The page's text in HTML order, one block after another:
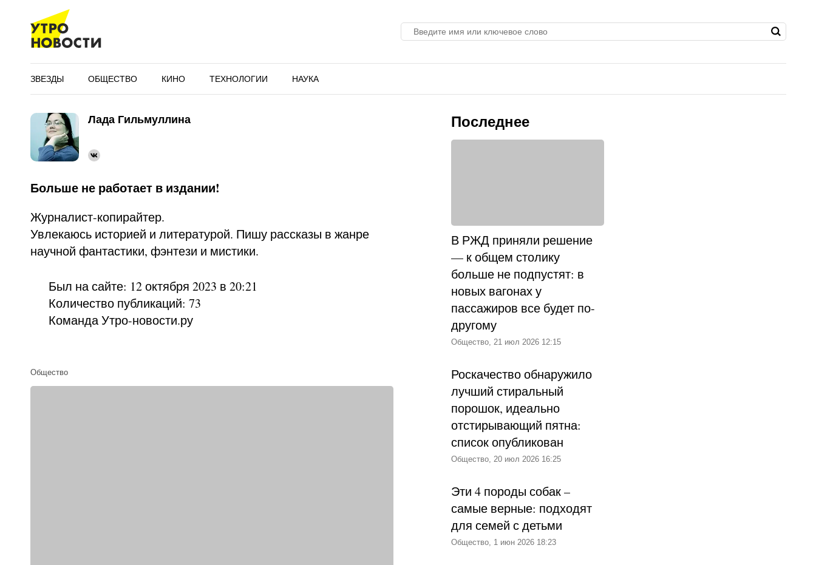
ЗВЕЗДЫ ОБЩЕСТВО КИНО ТЕХНОЛОГИИ НАУКА
Лада Гильмуллина
Больше не работает в издании!
Журналист-копирайтер.
Увлекаюсь историей и литературой. Пишу рассказы в жанре
научной фантастики, фэнтези и мистики.
Был на сайте: 12 октября 2023 в 20:21
Количество публикаций: 73
Команда Утро-новости.ру
Общество
Последнее
В РЖД приняли решение
— к общем столику
больше не подпустят: в
новых вагонах у
пассажиров все будет по-
другому
Общество, 21 июл 2026 12:15
Роскачество обнаружило
лучший стиральный
порошок, идеально
отстирывающий пятна:
список опубликован
Общество, 20 июл 2026 16:25
Эти 4 породы собак –
самые верные: подходят
для семей с детьми
Общество, 1 июн 2026 18:23